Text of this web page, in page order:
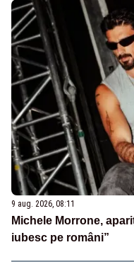
9 aug. 2026, 08:11
Michele Morrone,
iubesc pe români”